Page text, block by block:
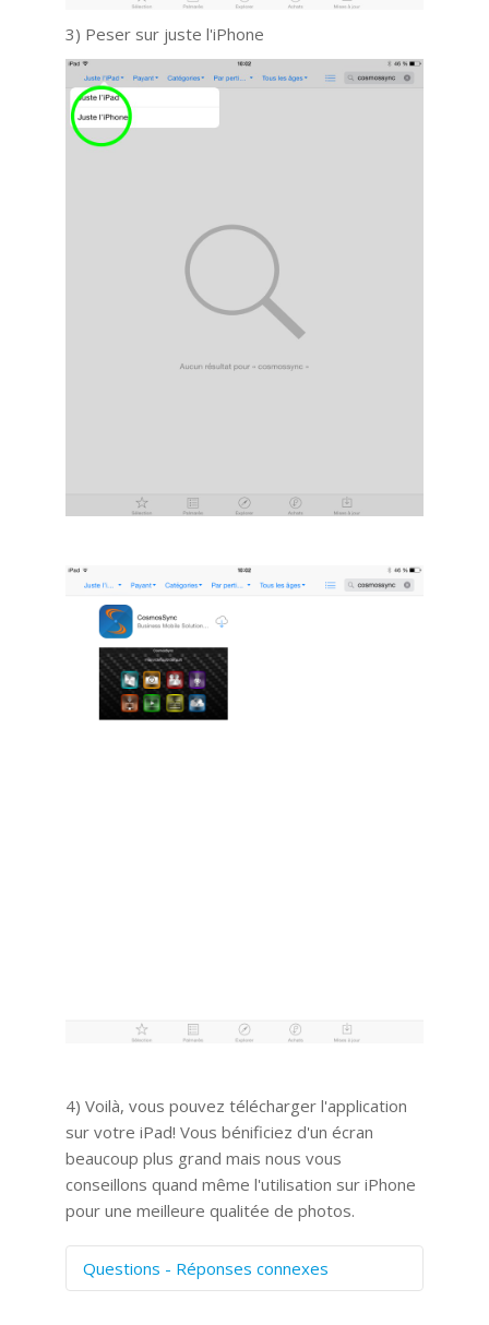
3) Peser sur juste l'iPhone
4) Voilà, vous pouvez télécharger l'application
sur votre iPad! Vous bénificiez d'un écran
beaucoup plus grand mais nous vous
conseillons quand même l'utilisation sur iPhone
pour une meilleure qualitée de photos.
Questions - Réponses connexes